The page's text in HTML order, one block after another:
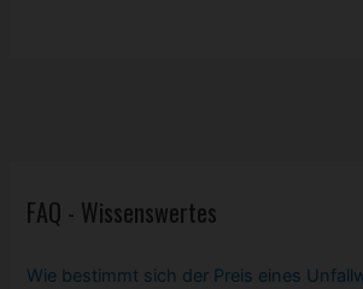
FAQ - Wissenswertes
Wie bestimmt sich der Preis eines